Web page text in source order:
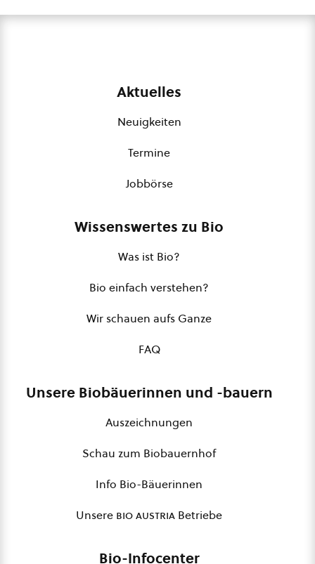
Aktuelles
Neuigkeiten
Termine
Jobbörse
Wissenswertes zu Bio
Was ist Bio?
Bio einfach verstehen?
Wir schauen aufs Ganze
FAQ
Unsere Biobäuerinnen und -bauern
Auszeichnungen
Schau zum Biobauernhof
Info Bio-Bäuerinnen
Unsere bio austria Betriebe
Bio-Infocenter